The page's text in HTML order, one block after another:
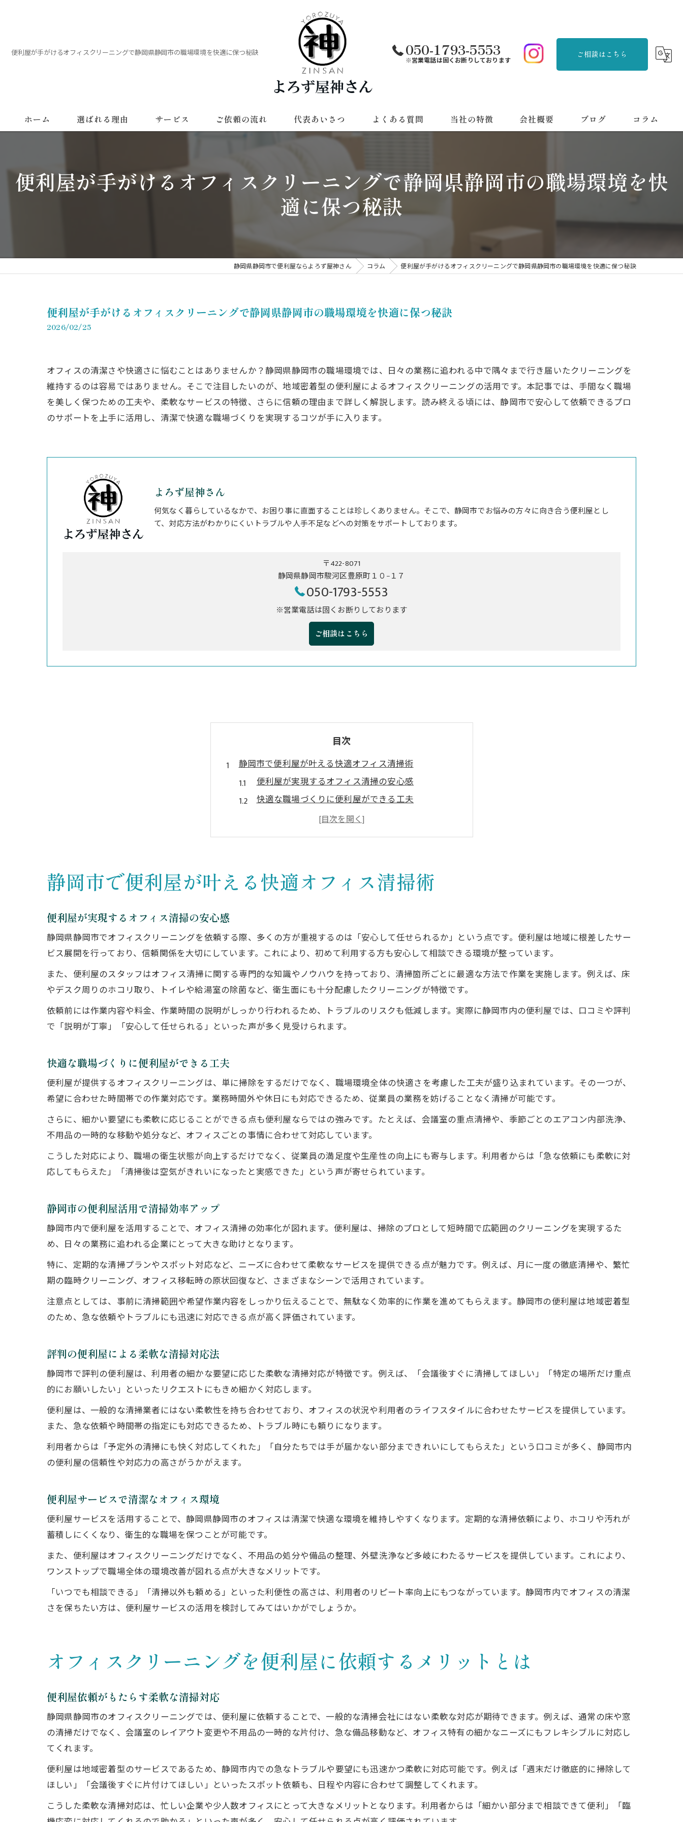
便利屋が手がけるオフィスクリーニングで静岡県静岡市の職場環境を快適に保つ秘訣 050-1793-5553
※営業電話は固くお断りしております
ご相談はこちら
ホーム 選ばれる理由 サービス ご依頼の流れ 代表あいさつ よくある質問 当社の特徴
草刈り
会社概要 ブログ コラム
便利屋が手がけるオフィスクリーニングで静岡県静岡市の職場環境を快
適に保つ秘訣
静岡県静岡市で便利屋ならよろず屋神さん コラム 便利屋が手がけるオフィスクリーニングで静岡県静岡市の職場環境を快適に保つ秘訣
便利屋が手がけるオフィスクリーニングで静岡県静岡市の職場環境を快適に保つ秘訣
2026/02/25
オフィスの清潔さや快適さに悩むことはありませんか？静岡県静岡市の職場環境では、日々の業務に追われる中で隅々まで行き届いたクリーニングを
維持するのは容易ではありません。そこで注目したいのが、地域密着型の便利屋によるオフィスクリーニングの活用です。本記事では、手間なく職場
を美しく保つための工夫や、柔軟なサービスの特徴、さらに信頼の理由まで詳しく解説します。読み終える頃には、静岡市で安心して依頼できるプロ
のサポートを上手に活用し、清潔で快適な職場づくりを実現するコツが手に入ります。
よろず屋神さん
何気なく暮らしているなかで、お困り事に直面することは珍しくありません。そこで、静岡市でお悩みの方々に向き合う便利屋とし
て、対応方法がわかりにくいトラブルや人手不足などへの対策をサポートしております。
〒422-8071
静岡県静岡市駿河区豊原町１０−１７
050-1793-5553
※営業電話は固くお断りしております
ご相談はこちら
目次
静岡市で便利屋が叶える快適オフィス清掃術
便利屋が実現するオフィス清掃の安心感
快適な職場づくりに便利屋ができる工夫
静岡市の便利屋活用で清掃効率アップ
評判の便利屋による柔軟な清掃対応法
オフィスクリーニングを便利屋に依頼するメリットとは
便利屋依頼がもたらす柔軟な清掃対応
評判の便利屋活用で手間を大幅削減
便利屋サービスで業務効率も向上する
職場の衛生向上なら柔軟サービスの便利屋が安心
柔軟な便利屋サービスで衛生管理を徹底
職場の衛生維持は便利屋選びがカギ
評判の便利屋が叶える清潔な職場環境
プロ便利屋の技術で清潔な職場環境を実現
便利屋のプロ技術で徹底オフィス清掃
プロ便利屋が実践する清潔維持のノウハウ
便利屋サービスが支える職場の安心環境
清掃のプロ便利屋が職場を美しく保つ
便利屋の専門技術で細部まで対応可能
便利屋依頼で初オフィス清掃も安心実現
便利屋が初利用でもサポート体制万全
安心して任せられる便利屋の清掃実績
初回依頼も便利屋なら柔軟対応が魅力
静岡で評判の便利屋による職場美化のコツ
評判便利屋が教える職場美化のポイント
便利屋サービスで長続きする美しい職場
美化の秘訣は便利屋の柔軟清掃にあり
静岡市で便利屋が叶える快適オフィス清掃術
便利屋が実現するオフィス清掃の安心感
静岡県静岡市でオフィスクリーニングを依頼する際、多くの方が重視するのは「安心して任せられるか」という点です。便利屋は地域に根差したサー
ビス展開を行っており、信頼関係を大切にしています。これにより、初めて利用する方も安心して相談できる環境が整っています。
また、便利屋のスタッフはオフィス清掃に関する専門的な知識やノウハウを持っており、清掃箇所ごとに最適な方法で作業を実施します。例えば、床
やデスク周りのホコリ取り、トイレや給湯室の除菌など、衛生面にも十分配慮したクリーニングが特徴です。
依頼前には作業内容や料金、作業時間の説明がしっかり行われるため、トラブルのリスクも低減します。実際に静岡市内の便利屋では、口コミや評判
で「説明が丁寧」「安心して任せられる」といった声が多く見受けられます。
快適な職場づくりに便利屋ができる工夫
便利屋が提供するオフィスクリーニングは、単に掃除をするだけでなく、職場環境全体の快適さを考慮した工夫が盛り込まれています。その一つが、
希望に合わせた時間帯での作業対応です。業務時間外や休日にも対応できるため、従業員の業務を妨げることなく清掃が可能です。
さらに、細かい要望にも柔軟に応じることができる点も便利屋ならではの強みです。たとえば、会議室の重点清掃や、季節ごとのエアコン内部洗浄、
不用品の一時的な移動や処分など、オフィスごとの事情に合わせて対応しています。
こうした対応により、職場の衛生状態が向上するだけでなく、従業員の満足度や生産性の向上にも寄与します。利用者からは「急な依頼にも柔軟に対
応してもらえた」「清掃後は空気がきれいになったと実感できた」という声が寄せられています。
静岡市の便利屋活用で清掃効率アップ
静岡市内で便利屋を活用することで、オフィス清掃の効率化が図れます。便利屋は、掃除のプロとして短時間で広範囲のクリーニングを実現するた
め、日々の業務に追われる企業にとって大きな助けとなります。
特に、定期的な清掃プランやスポット対応など、ニーズに合わせて柔軟なサービスを提供できる点が魅力です。例えば、月に一度の徹底清掃や、繁忙
期の臨時クリーニング、オフィス移転時の原状回復など、さまざまなシーンで活用されています。
注意点としては、事前に清掃範囲や希望作業内容をしっかり伝えることで、無駄なく効率的に作業を進めてもらえます。静岡市の便利屋は地域密着型
のため、急な依頼やトラブルにも迅速に対応できる点が高く評価されています。
評判の便利屋による柔軟な清掃対応法
静岡市で評判の便利屋は、利用者の細かな要望に応じた柔軟な清掃対応が特徴です。例えば、「会議後すぐに清掃してほしい」「特定の場所だけ重点
的にお願いしたい」といったリクエストにもきめ細かく対応します。
便利屋は、一般的な清掃業者にはない柔軟性を持ち合わせており、オフィスの状況や利用者のライフスタイルに合わせたサービスを提供しています。
また、急な依頼や時間帯の指定にも対応できるため、トラブル時にも頼りになります。
利用者からは「予定外の清掃にも快く対応してくれた」「自分たちでは手が届かない部分まできれいにしてもらえた」という口コミが多く、静岡市内
の便利屋の信頼性や対応力の高さがうかがえます。
便利屋サービスで清潔なオフィス環境
便利屋サービスを活用することで、静岡県静岡市のオフィスは清潔で快適な環境を維持しやすくなります。定期的な清掃依頼により、ホコリや汚れが
蓄積しにくくなり、衛生的な職場を保つことが可能です。
また、便利屋はオフィスクリーニングだけでなく、不用品の処分や備品の整理、外壁洗浄など多岐にわたるサービスを提供しています。これにより、
ワンストップで職場全体の環境改善が図れる点が大きなメリットです。
「いつでも相談できる」「清掃以外も頼める」といった利便性の高さは、利用者のリピート率向上にもつながっています。静岡市内でオフィスの清潔
さを保ちたい方は、便利屋サービスの活用を検討してみてはいかがでしょうか。
オフィスクリーニングを便利屋に依頼するメリットとは
便利屋依頼がもたらす柔軟な清掃対応
静岡県静岡市のオフィスクリーニングでは、便利屋に依頼することで、一般的な清掃会社にはない柔軟な対応が期待できます。例えば、通常の床や窓
の清掃だけでなく、会議室のレイアウト変更や不用品の一時的な片付け、急な備品移動など、オフィス特有の細かなニーズにもフレキシブルに対応し
てくれます。
便利屋は地域密着型のサービスであるため、静岡市内での急なトラブルや要望にも迅速かつ柔軟に対応可能です。例えば「週末だけ徹底的に掃除して
ほしい」「会議後すぐに片付けてほしい」といったスポット依頼も、日程や内容に合わせて調整してくれます。
こうした柔軟な清掃対応は、忙しい企業や少人数オフィスにとって大きなメリットとなります。利用者からは「細かい部分まで相談できて便利」「臨